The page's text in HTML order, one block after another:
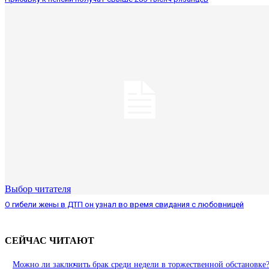
Выбор читателя
О гибели жены в ДТП он узнал во время свидания с любовницей
СЕЙЧАС ЧИТАЮТ
Можно ли заключить брак среди недели в торжественной обстановке?